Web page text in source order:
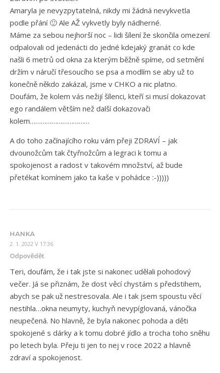
Amaryla je nevyzpytatelná, nikdy mi žádná nevykvetla
podle přání 🙂 Ale AŽ vykvetly byly nádherné.
Máme za sebou nejhorší noc – lidi šílení že skončila omezení
odpalovali od jedenácti do jedné kdejaký granát co kde
našli 6 metrů od okna za kterým běžně spíme, od setmění
držím v náručí třesoucího se psa a modlím se aby už to
konečně někdo zakázal, jsme v CHKO a nic platno.
Doufám, že kolem vás nežijí šílenci, kteří si musí dokazovat
ego randálem větším než další dokazovači
kolem……………………………
A do toho začínajícího roku vám přeji ZDRAVÍ – jak
dvounožcům tak čtyřnožcům a legraci k tomu a
spokojenost a radost v takovém množství, až bude
přetékat komínem jako ta kaše v pohádce :-)))))
HANKA
2. 1. 2022 V 17:36
Odpovědět
Teri, doufám, že i tak jste si nakonec udělali pohodový
večer. Já se přiznám, že dost věcí chystám s předstihem,
abych se pak už nestresovala. Ale i tak jsem spoustu věcí
nestihla…okna neumyty, kuchyň nevypíglovaná, vánočka
neupečená. No hlavně, že byla nakonec pohoda a děti
spokojené s dárky a k tomu dobré jídlo a trocha toho sněhu
po letech byla. Přeju ti jen to nej v roce 2022 a hlavně
zdraví a spokojenost.